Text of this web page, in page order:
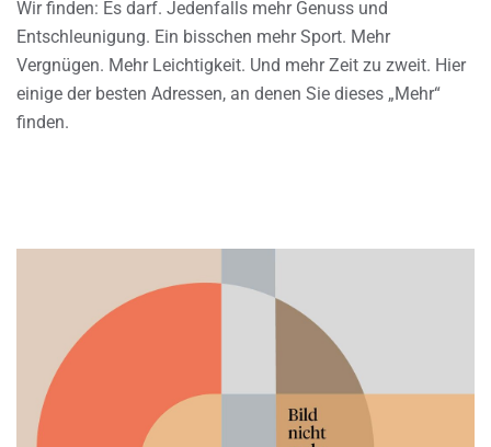
Wir finden: Es darf. Jedenfalls mehr Genuss und
Entschleunigung. Ein bisschen mehr Sport. Mehr
Vergnügen. Mehr Leichtigkeit. Und mehr Zeit zu zweit. Hier
einige der besten Adressen, an denen Sie dieses „Mehr“
finden.